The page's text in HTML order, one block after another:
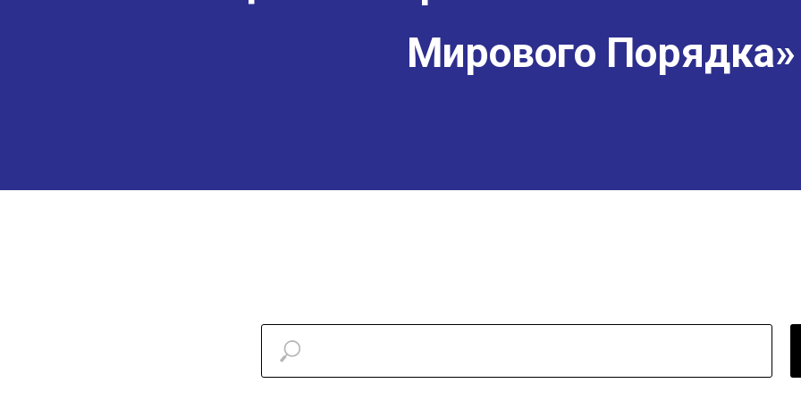
Мирового Порядка»